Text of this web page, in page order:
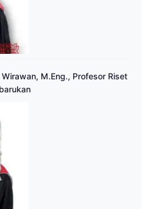
Wirawan, M.Eng., Profesor Riset